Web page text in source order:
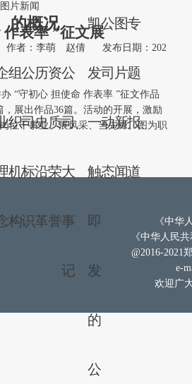
的概况
组
织
机
构
公
司
标
识
历
史
沿
革
资
质
荣
誉
公
司
大
事
记
凯
发
一
触
即
发
的
公
公
司
动
态
图
片
新
闻
专
题
报
道
图片新闻
表率 ”征文展
作者：李萌 赵倩
发布日期：202
“守初心 担使命 作表率 ”征文作品
，展出作品36篇。活动的开展，激励
位干事业、展风采、当先锋。图为职
《中华
《中华人民
@2016-2021
e-
欢迎广